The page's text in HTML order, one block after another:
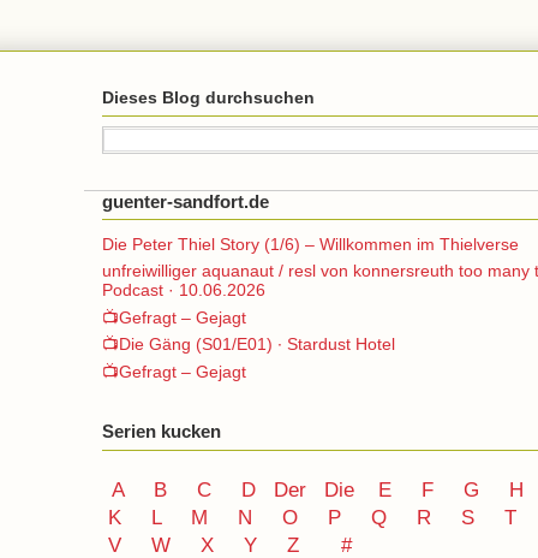
Dieses Blog durchsuchen
guenter-sandfort.de
Die Peter Thiel Story (1/6) – Willkommen im Thielverse
unfreiwilliger aquanaut / resl von konnersreuth too many
Podcast · 10.06.2026
📺Gefragt – Gejagt
📺Die Gäng (S01/E01) ∙ Stardust Hotel
📺Gefragt – Gejagt
Serien kucken
A B C D Der Die E F G
H
K
L M N O P Q R S
T
V
W X Y Z #